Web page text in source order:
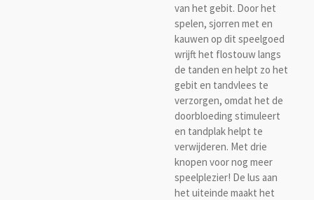
van het gebit. Door het
spelen, sjorren met en
kauwen op dit speelgoed
wrijft het flostouw langs
de tanden en helpt zo het
gebit en tandvlees te
verzorgen, omdat het de
doorbloeding stimuleert
en tandplak helpt te
verwijderen. Met drie
knopen voor nog meer
speelplezier! De lus aan
het uiteinde maakt het